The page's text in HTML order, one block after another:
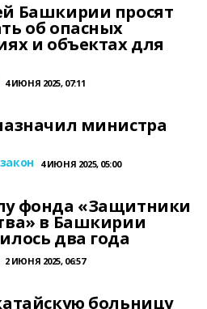
Башкирии просят
об опасных
и объектах для
4 ИЮНЯ 2025, 07:11
министра
4 ИЮНЯ 2025, 05:00
фонда «Защитники
в Башкирии
два года
2 ИЮНЯ 2025, 06:57
больницу